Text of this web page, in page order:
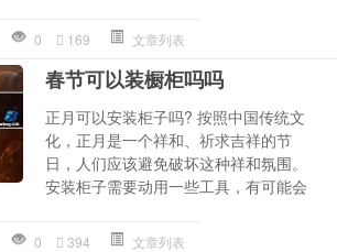
0 169 文章列表
春节可以装橱柜吗吗
正月可以安装柜子吗? 按照中国传统文
化，正月是一个祥和、祈求吉祥的节
日，人们应该避免破坏这种祥和氛围。
安装柜子需要动用一些工具，有可能会
0 394 文章列表